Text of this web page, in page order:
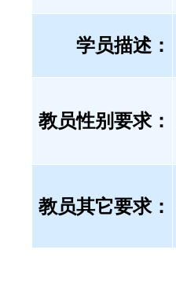
学员描述：
教员性别要求：
教员其它要求：